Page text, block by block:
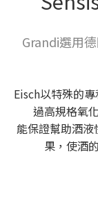
Grandi選用
Eisch以特殊的
過高規格氧
能保證幫助酒
果，使酒